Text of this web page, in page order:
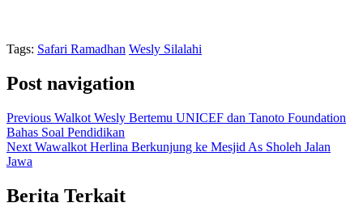
Tags: Safari Ramadhan Wesly Silalahi
Post navigation
Previous Walkot Wesly Bertemu UNICEF dan Tanoto Foundation
Bahas Soal Pendidikan
Next Wawalkot Herlina Berkunjung ke Mesjid As Sholeh Jalan
Jawa
Berita Terkait